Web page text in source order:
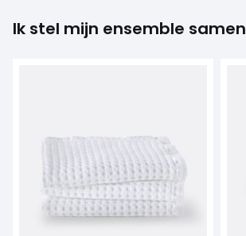
Ik stel mijn ensemble samen